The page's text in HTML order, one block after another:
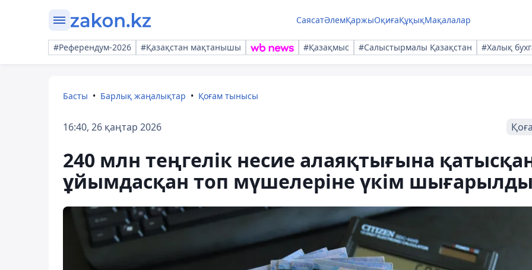
СаясатӘлемҚаржыОқиғаҚұқықМақалалар
#Референдум-2026 #Қазақстан мақтанышы #Қазақмыс #Салыстырмалы Қазақстан #Халық
Басты Барлық жаңалықтар Қоғам тынысы
16:40, 26 қаңтар 2026
240 млн теңгелік несие алаяқтығына
ұйымдасқан топ мүшелеріне үкім